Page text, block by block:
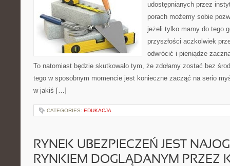
udostępnianych przez
porach możemy sobie
jeżeli tylko mamy do tego
przyszłości aczkolwiek
odwrócić i pieniądze
To natomiast będzie skutkowało tym, że zdołamy zostać bez
tego w sposobnym momencie jest konieczne zacząć na serio
w jakiś […]
CATEGORIES: EDUKACJA
RYNEK UBEZPIECZEŃ JEST
RYNKIEM DOGLĄDANYM PRZEZ